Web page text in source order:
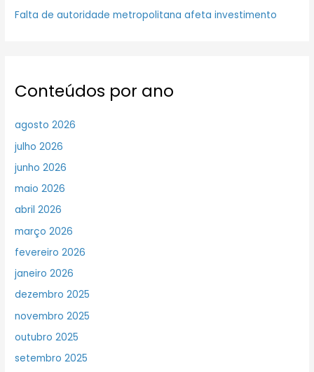
Falta de autoridade metropolitana afeta investimento
Conteúdos por ano
agosto 2026
julho 2026
junho 2026
maio 2026
abril 2026
março 2026
fevereiro 2026
janeiro 2026
dezembro 2025
novembro 2025
outubro 2025
setembro 2025